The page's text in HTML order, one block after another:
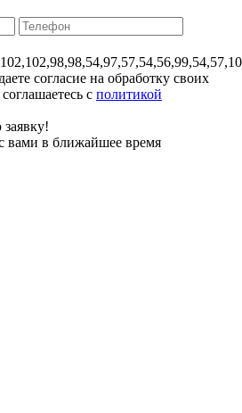
согласие на обработку своих
с политикой
вами в ближайшее время